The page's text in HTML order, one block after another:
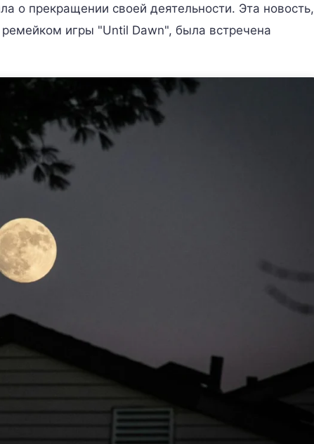
о прекращении своей деятельности. Эта новость,
игры "Until Dawn", была встречена